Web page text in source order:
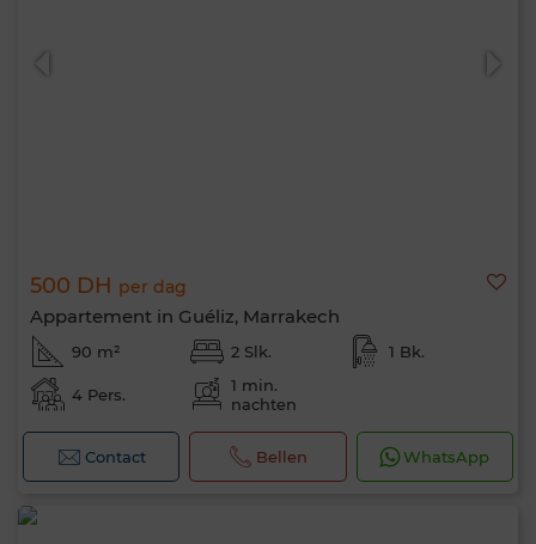
500 DH per dag
Appartement in Guéliz, Marrakech
90 m² 2 Slk. 1 Bk.
4 Pers.
1 min.
nachten
Contact Bellen WhatsApp